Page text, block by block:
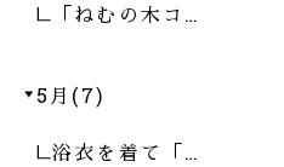
「ねむの木コ…
5月(7)
浴衣を着て「…